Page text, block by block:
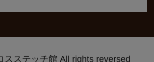
スステッチ館 All rights reversed